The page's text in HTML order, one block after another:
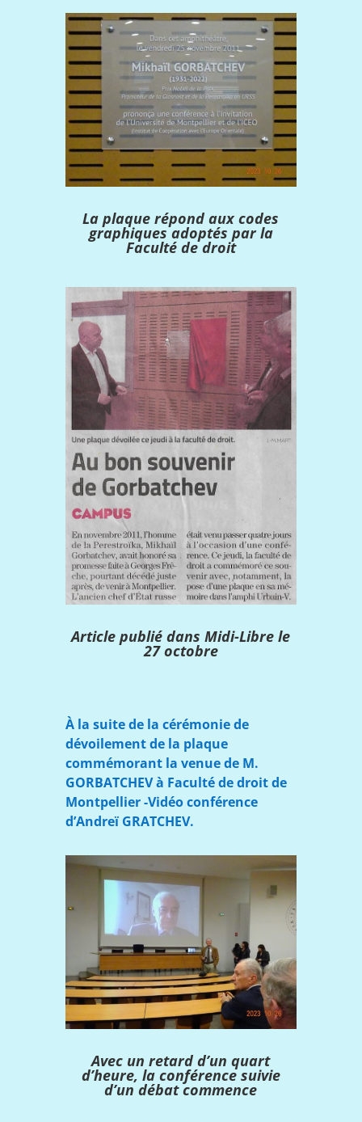
La plaque répond aux codes
graphiques adoptés par la
Faculté de droit
Article publié dans Midi-Libre le
27 octobre
À la suite de la cérémonie de
dévoilement de la plaque
commémorant la venue de M.
GORBATCHEV à Faculté de droit de
Montpellier -Vidéo conférence
d’Andreï GRATCHEV.
Avec un retard d’un quart
d’heure, la conférence suivie
d’un débat commence